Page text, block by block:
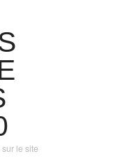
le site